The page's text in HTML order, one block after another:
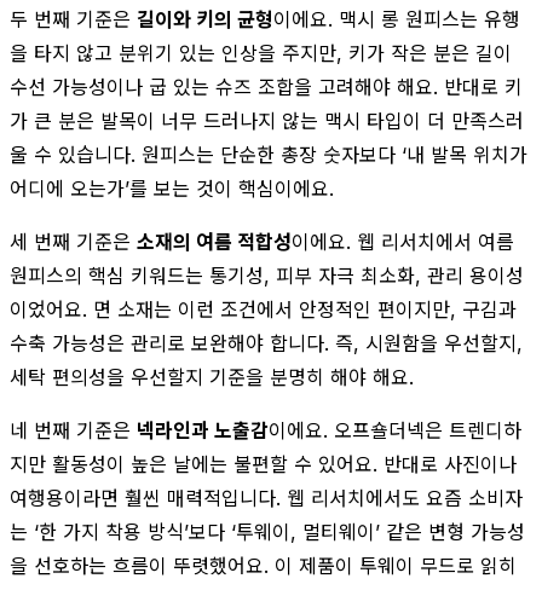
두 번째 기준은 길이와 키의 균형이에요. 맥시 롱 원피스는 유행
을 타지 않고 분위기 있는 인상을 주지만, 키가 작은 분은 길이
수선 가능성이나 굽 있는 슈즈 조합을 고려해야 해요. 반대로 키
가 큰 분은 발목이 너무 드러나지 않는 맥시 타입이 더 만족스러
울 수 있습니다. 원피스는 단순한 총장 숫자보다 ‘내 발목 위치가
어디에 오는가’를 보는 것이 핵심이에요.
세 번째 기준은 소재의 여름 적합성이에요. 웹 리서치에서 여름
원피스의 핵심 키워드는 통기성, 피부 자극 최소화, 관리 용이성
이었어요. 면 소재는 이런 조건에서 안정적인 편이지만, 구김과
수축 가능성은 관리로 보완해야 합니다. 즉, 시원함을 우선할지,
세탁 편의성을 우선할지 기준을 분명히 해야 해요.
네 번째 기준은 넥라인과 노출감이에요. 오프숄더넥은 트렌디하
지만 활동성이 높은 날에는 불편할 수 있어요. 반대로 사진이나
여행용이라면 훨씬 매력적입니다. 웹 리서치에서도 요즘 소비자
는 ‘한 가지 착용 방식’보다 ‘투웨이, 멀티웨이’ 같은 변형 가능성
을 선호하는 흐름이 뚜렷했어요. 이 제품이 투웨이 무드로 읽히